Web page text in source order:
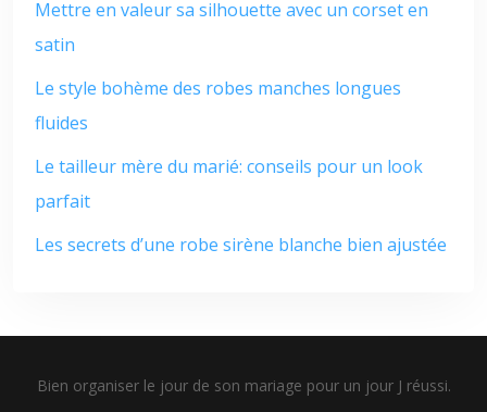
Mettre en valeur sa silhouette avec un corset en
satin
Le style bohème des robes manches longues
fluides
Le tailleur mère du marié: conseils pour un look
parfait
Les secrets d’une robe sirène blanche bien ajustée
Bien organiser le jour de son mariage pour un jour J réussi.